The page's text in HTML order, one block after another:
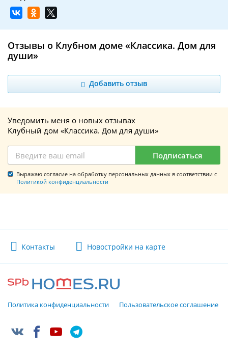
Отзывы о Клубном доме «Классика. Дом для
души»
Добавить отзыв
Уведомить меня о новых отзывах
Клубный дом «Классика. Дом для души»
Подписаться
Выражаю согласие на обработку персональных данных в соответствии с
Политикой конфиденциальности
Контакты Новостройки на карте
Политика конфиденциальности Пользовательское соглашение